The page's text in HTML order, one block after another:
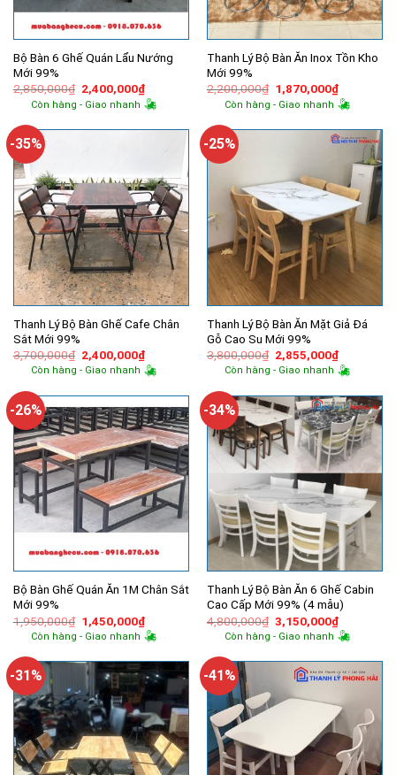
Bộ Bàn 6 Ghế Quán Lẩu Nướng
Mới 99%
2,850,000₫ Giá
gốc
là:
2,400,000₫Giá
hiện
tại
2,400,000₫.
Còn hàng - Giao nhanh
Thanh Lý Bộ Bàn Ăn Inox Tồn Kho
Mới 99%
2,200,000₫ Giá
gốc
là:
1,870,000₫Giá
hiện
tại
Còn hàng - Giao nhanh
-35%
Thanh Lý Bộ Bàn Ghế Cafe Chân
Sắt Mới 99%
3,700,000₫ Giá
gốc
là:
2,400,000₫Giá
hiện
tại
2,400,000₫.
Còn hàng - Giao nhanh
-25%
Thanh Lý Bộ Bàn Ăn Mặt Giả Đá
Gỗ Cao Su Mới 99%
3,800,000₫ Giá
gốc
là:
2,855,000₫Giá
hiện
tại
Còn hàng - Giao nhanh
-26%
Bộ Bàn Ghế Quán Ăn 1M Chân Sắt
Mới 99%
1,950,000₫ Giá
gốc
là:
1,450,000₫Giá
hiện
tại
1,450,000₫.
Còn hàng - Giao nhanh
-34%
Thanh Lý Bộ Bàn Ăn 6 Ghế Cabin
Cao Cấp Mới 99% (4 mẫu)
4,800,000₫ Giá
gốc
là:
3,150,000₫Giá
hiện
tại
Còn hàng - Giao nhanh
-31% -41%